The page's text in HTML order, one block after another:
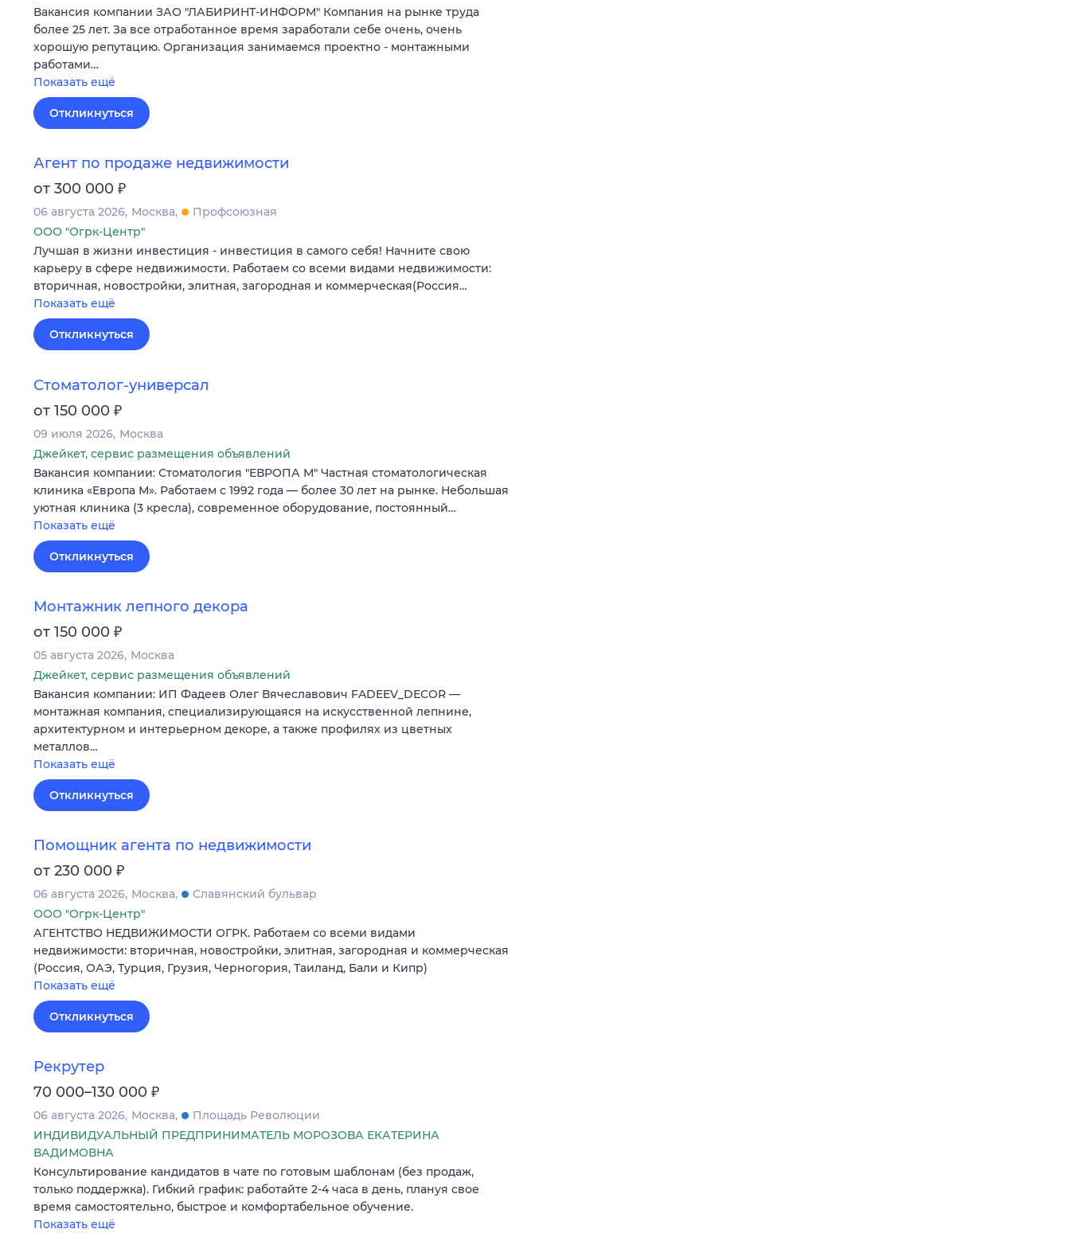
Вакансия компании ЗАО "ЛАБИРИНТ-ИНФОРМ" Компания на рынке труда
более 25 лет. За все отработанное время заработали себе очень, очень
хорошую репутацию. Организация занимаемся проектно - монтажными
работами…
Показать ещё
Откликнуться
Агент по продаже недвижимости
от 300 000 ₽
06 августа 2026 Москва
Профсоюзная
ООО "Огрк-Центр"
Лучшая в жизни инвестиция - инвестиция в самого себя! Начните свою
карьеру в сфере недвижимости. Работаем со всеми видами недвижимости:
вторичная, новостройки, элитная, загородная и коммерческая(Россия…
Показать ещё
Откликнуться
Стоматолог-универсал
от 150 000 ₽
09 июля 2026 Москва
Джейкет, сервис размещения объявлений
Вакансия компании: Стоматология "ЕВРОПА М" Частная стоматологическая
клиника «Европа М». Работаем с 1992 года — более 30 лет на рынке. Небольшая
уютная клиника (3 кресла), современное оборудование, постоянный…
Показать ещё
Откликнуться
Монтажник лепного декора
от 150 000 ₽
05 августа 2026 Москва
Джейкет, сервис размещения объявлений
Вакансия компании: ИП Фадеев Олег Вячеславович FADEEV_DECOR —
монтажная компания, специализирующаяся на искусственной лепнине,
архитектурном и интерьерном декоре, а также профилях из цветных
металлов…
Показать ещё
Откликнуться
Помощник агента по недвижимости
от 230 000 ₽
06 августа 2026 Москва
Славянский бульвар
ООО "Огрк-Центр"
АГЕНТСТВО НЕДВИЖИМОСТИ ОГРК. Работаем со всеми видами
недвижимости: вторичная, новостройки, элитная, загородная и коммерческая
(Россия, ОАЭ, Турция, Грузия, Черногория, Таиланд, Бали и Кипр)
Показать ещё
Откликнуться
Рекрутер
70 000–130 000 ₽
06 августа 2026 Москва
Площадь Революции
ИНДИВИДУАЛЬНЫЙ ПРЕДПРИНИМАТЕЛЬ МОРОЗОВА ЕКАТЕРИНА
ВАДИМОВНА
Консультирование кандидатов в чате по готовым шаблонам (без продаж,
только поддержка). Гибкий график: работайте 2-4 часа в день, плануя свое
время самостоятельно, быстрое и комфортабельное обучение.
Показать ещё